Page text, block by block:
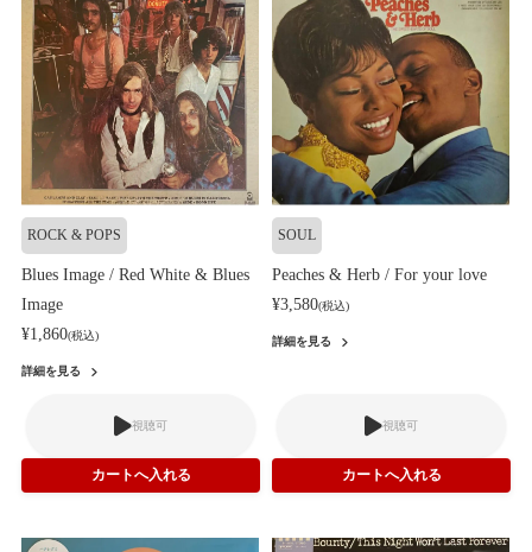
ROCK & POPS
Blues Image / Red White & Blues
Image
¥1,860(税込)
詳細を見る
視聴可
SOUL
Peaches & Herb / For your love
¥3,580(税込)
詳細を見る
視聴可